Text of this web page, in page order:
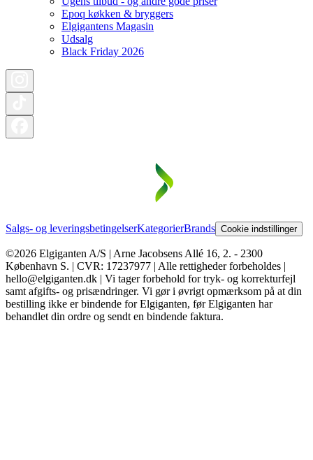
Epoq køkken & bryggers
Elgigantens Magasin
Udsalg
Black Friday 2026
Salgs- og leveringsbetingelserKategorierBrands Cookie indstillinger
©2026 Elgiganten A/S | Arne Jacobsens Allé 16, 2. - 2300
København S. | CVR: 17237977 | Alle rettigheder forbeholdes |
hello@elgiganten.dk | Vi tager forbehold for tryk- og korrekturfejl
samt afgifts- og prisændringer. Vi gør i øvrigt opmærksom på at din
bestilling ikke er bindende for Elgiganten, før Elgiganten har
behandlet din ordre og sendt en bindende faktura.